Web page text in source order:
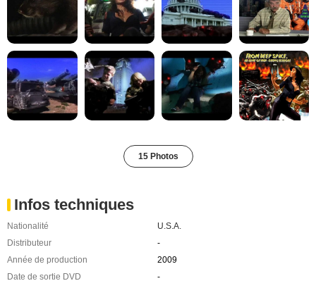
15 Photos
Infos techniques
Nationalité
U.S.A.
Distributeur
-
Année de production
2009
Date de sortie DVD
-